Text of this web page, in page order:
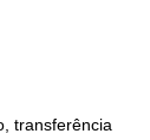
transferência